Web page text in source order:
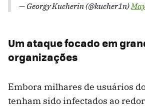
— Georgy Kucherin (@kucher1n)
Um ataque focado em
organizações
Embora milhares de usuários
tenham sido infectados ao